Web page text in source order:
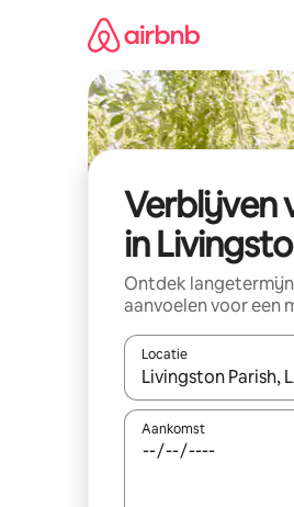
Verblijven
in
Ontdek
aanvoelen voor een
Locatie
Wanneer er
Aankomst